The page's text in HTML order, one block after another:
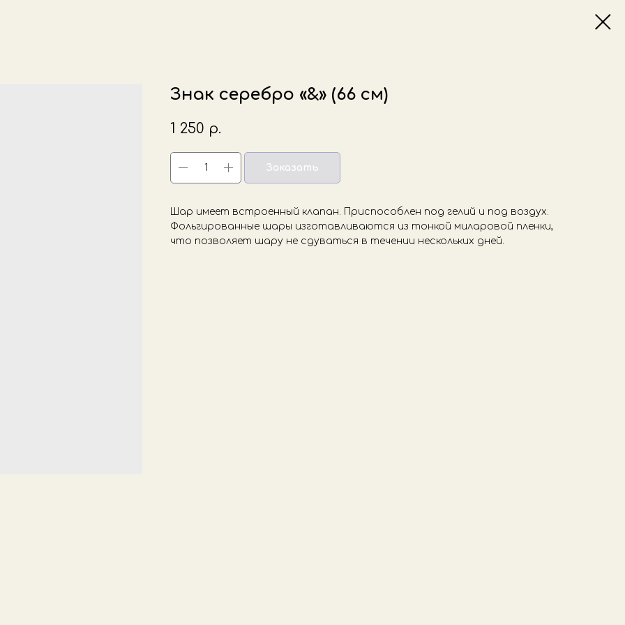
Знак серебро «&» (66 см)
1 250 р.
Заказать
Шар имеет встроенный клапан. Приспособлен под гелий и под воздух.
Фольгированные шары изготавливаются из тонкой миларовой пленки,
что позволяет шару не сдуваться в течении нескольких дней.